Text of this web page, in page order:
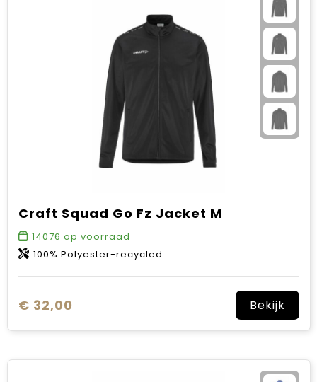
Craft Squad Go Fz Jacket M
14076 op voorraad
100% Polyester-recycled.
€ 32,00 Bekijk